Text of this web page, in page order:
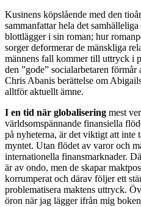
Kusinens köpslående med den
sammanfattar hela det
blottlägger i sin roman; hur
sorger deformerar de mänskliga
männens fall kommer till uttryck i
den ”gode” socialarbetaren
Chris Abanis berättelse om
alltför aktuellt ämne.
I en tid när globalisering mest
världsomspännande finansiella
på nyheterna, är det viktigt att inte
myntet. Utan flödet av varor och
internationella finansmarknader.
är av ondo, men de skapar
korrumperat och därav följer ett
problematisera maktens uttryck.
öron när jag lägger ifrån mig